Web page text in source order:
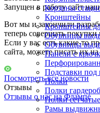
Корзины
Кронштейны
Кронштейны
Обувницы
Обувницы
Панели с
Подставки
Полки
Полки
Полки сетчатые
Рамы
Запущен в работу сайт
Вот мы и закончили
теперь совершать
Если у вас есть какие-то
сайта, можете писать их
Посмотреть все новости
Отзывы
Отзывы о нас на Флампе